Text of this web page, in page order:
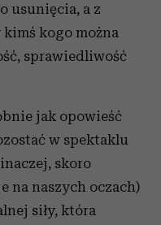
usunięcia, a z
kogo można
sprawiedliwość
jak opowieść
w spektaklu
skoro
na naszych oczach)
siły, która